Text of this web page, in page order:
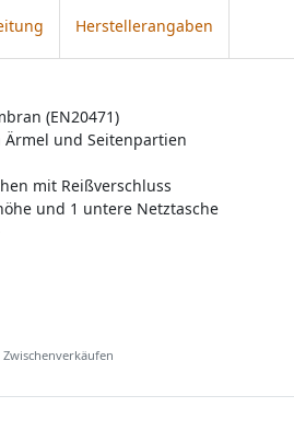
Herstellerangaben
(EN20471)
und Seitenpartien
mit Reißverschluss
und 1 untere Netztasche